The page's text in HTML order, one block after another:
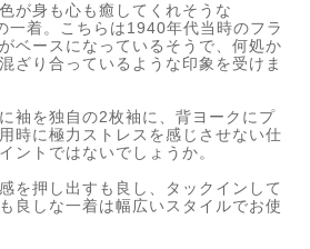
が身も心も癒してくれそうな
一着。こちらは1940年代当時のフラ
ベースになっているそうで、何処か
ざり合っているような印象を受けま
袖を独自の2枚袖に、背ヨークにプ
時に極力ストレスを感じさせない仕
ントではないでしょうか。
を押し出すも良し、タックインして
良しな一着は幅広いスタイルでお使